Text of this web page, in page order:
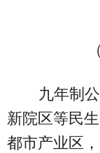
九年制
新院区等民
都市产业区